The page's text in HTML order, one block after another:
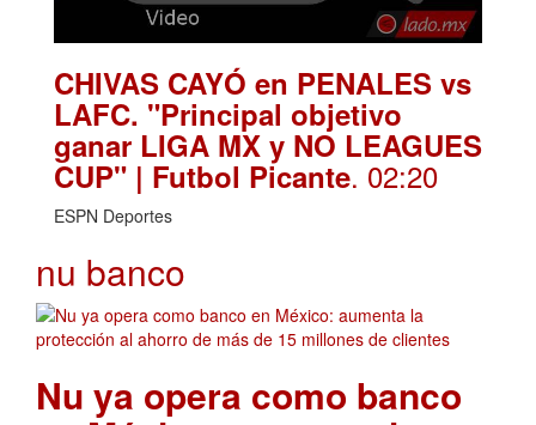
CHIVAS CAYÓ en PENALES vs
LAFC. "Principal objetivo
ganar LIGA MX y NO LEAGUES
CUP" | Futbol Picante. 02:20
ESPN Deportes
nu banco
Nu ya opera como banco